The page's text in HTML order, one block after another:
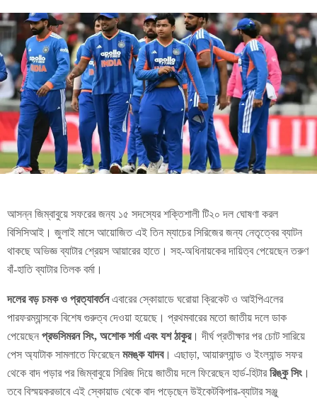
আসন্ন জিম্বাবুয়ে সফরের জন্য ১৫ সদস্যের শক্তিশালী টি২০ দল ঘোষণা করল
বিসিসিআই। জুলাই মাসে আয়োজিত এই তিন ম্যাচের সিরিজের জন্য নেতৃত্বের ব্যাটন
থাকছে অভিজ্ঞ ব্যাটার শ্রেয়স আয়ারের হাতে। সহ-অধিনায়কের দায়িত্ব পেয়েছেন তরুণ
বাঁ-হাতি ব্যাটার তিলক বর্মা।
দলের বড় চমক ও প্রত্যাবর্তনএবারের স্কোয়াডে ঘরোয়া ক্রিকেট ও আইপিএলের
পারফরম্যান্সকে বিশেষ গুরুত্ব দেওয়া হয়েছে। প্রথমবারের মতো জাতীয় দলে ডাক
পেয়েছেন প্রভসিমরন সিং, অশোক শর্মা এবং যশ ঠাকুর। দীর্ঘ প্রতীক্ষার পর চোট সারিয়ে
পেস অ্যাটাক সামলাতে ফিরেছেন মমঙ্ক যাদব। এছাড়া, আয়ারল্যান্ড ও ইংল্যান্ড সফর
থেকে বাদ পড়ার পর জিম্বাবুয়ে সিরিজ দিয়ে জাতীয় দলে ফিরেছেন হার্ড-হিটাররিঙ্কু সিং ।
তবে বিস্ময়করভাবে এই স্কোয়াড থেকে বাদ পড়েছেন উইকেটকিপার-ব্যাটার সঞ্জু